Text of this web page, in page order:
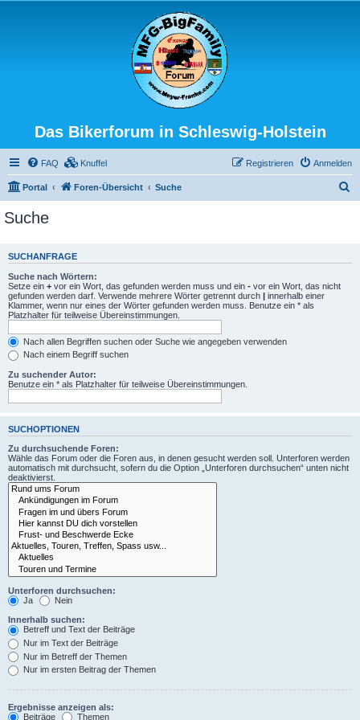
Das Bikerforum in Schleswig-Holstein
FAQ Knuffel Anmelden
Registrieren
Portal Foren-Übersicht Suche
e
Suche
SUCHANFRAGE
Suche nach Wörtern:
Setze ein + vor ein Wort, das gefunden werden muss und ein - vor ein Wort, das nicht
gefunden werden darf. Verwende mehrere Wörter getrennt durch | innerhalb einer
Klammer, wenn nur eines der Wörter gefunden werden muss. Benutze ein * als
Platzhalter für teilweise Übereinstimmungen.
Nach allen Begriffen suchen oder Suche wie angegeben verwenden
Nach einem Begriff suchen
Zu suchender Autor:
Benutze ein * als Platzhalter für teilweise Übereinstimmungen.
SUCHOPTIONEN
Zu durchsuchende Foren:
Wähle das Forum oder die Foren aus, in denen gesucht werden soll. Unterforen werden
automatisch mit durchsucht, sofern du die Option „Unterforen durchsuchen“ unten nicht
deaktivierst.
Unterforen durchsuchen:
Ja
Nein
Innerhalb suchen:
Betreff und Text der Beiträge
Nur im Text der Beiträge
Nur im Betreff der Themen
Nur im ersten Beitrag der Themen
Ergebnisse anzeigen als:
Beiträge
Themen